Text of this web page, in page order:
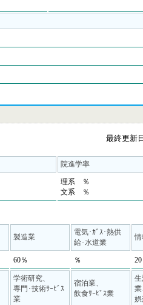
最終更新
院進学率
理系 ％
文系 ％
製造業
電気･ｶﾞｽ･熱供
給･水道業
60％ ％ 20
学術研究、
専門･技術ｻｰﾋﾞｽ
業
宿泊業、
飲食ｻｰﾋﾞｽ業
生
業